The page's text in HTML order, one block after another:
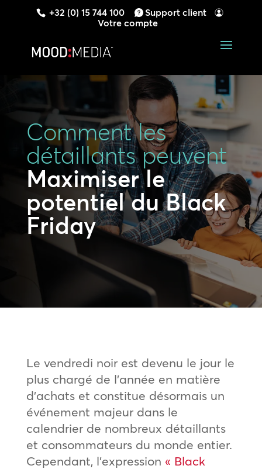
+32 (0) 15 744 100
Support client
Votre compte
Comment les
détaillants peuvent
Maximiser le
potentiel du Black
Friday
Le vendredi noir est devenu le jour le
plus chargé de l’année en matière
d’achats et constitue désormais un
événement majeur dans le
calendrier de nombreux détaillants
et consommateurs du monde entier.
Cependant, l’expression « Black